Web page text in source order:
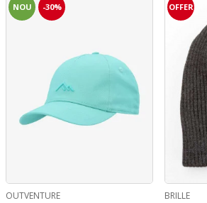
NOU -30%
OUTVENTURE
OFFER
BRILLE